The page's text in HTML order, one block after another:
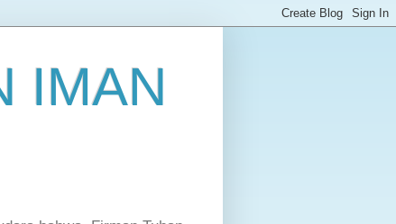
IMAN